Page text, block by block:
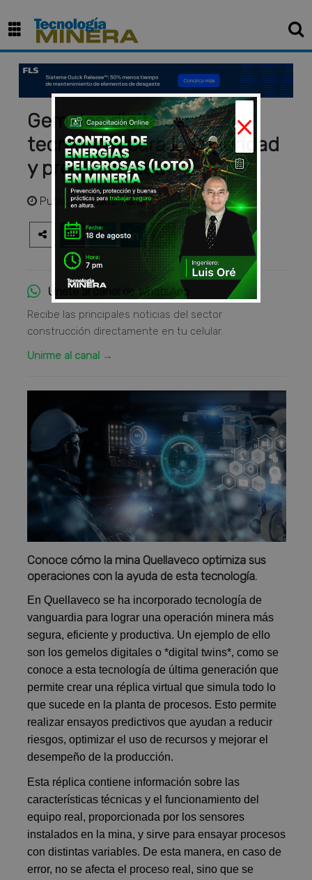
Gemelos digitales:
tecnología para la seguridad
y productividad
Publicadohace 1 año
Únete al canal de WhatsApp
Recibe las principales noticias del sector
construcción directamente en tu celular.
Unirme al canal →
Conoce cómo la mina Quellaveco optimiza sus
operaciones con la ayuda de esta tecnología.
En Quellaveco se ha incorporado tecnología de
vanguardia para lograr una operación minera más
segura, eficiente y productiva. Un ejemplo de ello
son los gemelos digitales o *digital twins*, como se
conoce a esta tecnología de última generación que
permite crear una réplica virtual que simula todo lo
que sucede en la planta de procesos. Esto permite
realizar ensayos predictivos que ayudan a reducir
riesgos, optimizar el uso de recursos y mejorar el
desempeño de la producción.
Esta réplica contiene información sobre las
características técnicas y el funcionamiento del
equipo real, proporcionada por los sensores
instalados en la mina, y sirve para ensayar procesos
con distintas variables. De esta manera, en caso de
error, no se afecta el proceso real, sino que se
×